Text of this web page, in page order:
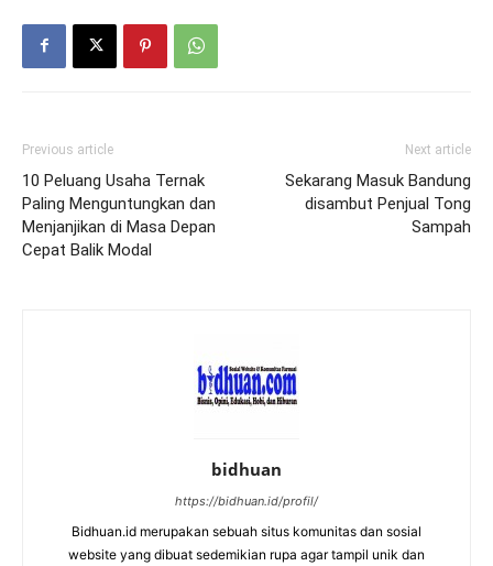
Previous article
10 Peluang Usaha Ternak
Paling Menguntungkan dan
Menjanjikan di Masa Depan
Cepat Balik Modal
Next article
Sekarang Masuk Bandung
disambut Penjual Tong
Sampah
bidhuan
https://bidhuan.id/profil/
Bidhuan.id merupakan sebuah situs komunitas dan sosial
website yang dibuat sedemikian rupa agar tampil unik dan